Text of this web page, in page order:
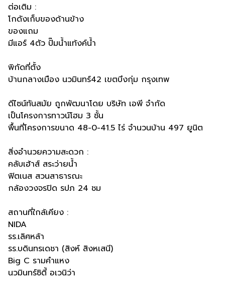
ต่อเติม :
โกดังเก็บของด้านข้าง
ของแถม
มีแอร์ 4ตัว ปั๊มน้ำแท้งค์น้ำ
พิกัดที่ตั้ง
บ้านกลางเมือง นวมินทร์42 เขตบึงกุ่ม กรุงเทพ
ดีไซน์ทันสมัย ถูกพัฒนาโดย บริษัท เอพี จำกัด
เป็นโครงการทาวน์โฮม 3 ชั้น
พื้นที่โครงการขนาด 48-0-41.5 ไร่ จำนวนบ้าน 497 ยูนิต
สิ่งอำนวยความสะดวก :
คลับเฮ้าส์ สระว่ายน้ำ
ฟิตเนส สวนสาธารณะ
กล้องวงจรปิด รปภ 24 ชม
สถานที่ใกล้เคียง :
NIDA
รร.เลิศหล้า
รร.บดินทรเดชา (สิงห์ สิงหเสนี)
Big C รามคำแหง
นวมินทร์ซิตี้ อเวนิว่า